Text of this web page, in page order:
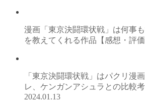
漫画「東京決闘環状戦」は何事
を教えてくれる作品【感想・評価
「東京決闘環状戦」はパクリ漫
レ、ケンガンアシュラとの比較考
2024.01.13